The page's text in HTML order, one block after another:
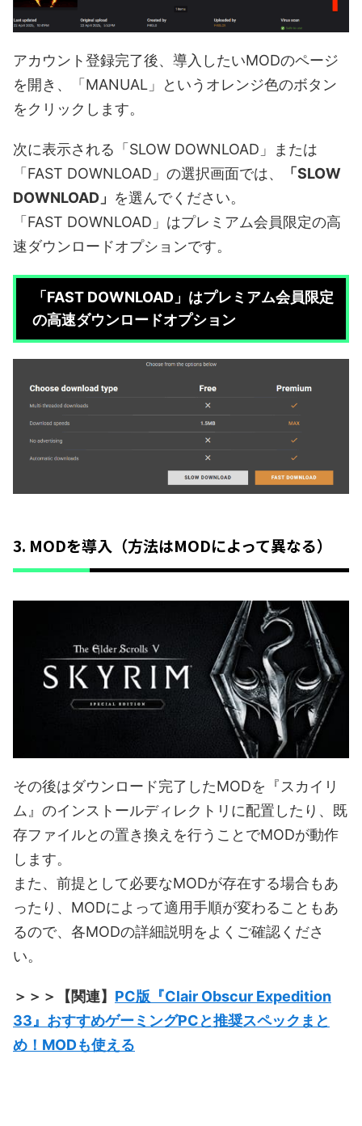
アカウント登録完了後、導入したいMODのページ
を開き、「MANUAL」というオレンジ色のボタン
をクリックします。
次に表示される「SLOW DOWNLOAD」または
「FAST DOWNLOAD」の選択画面では、
「SLOW
DOWNLOAD」 を選んでください。
「FAST DOWNLOAD」はプレミアム会員限定の高
速ダウンロードオプションです。
「FAST DOWNLOAD」はプレミアム会員限定
の高速ダウンロードオプション
3. MODを導入（方法はMODによって異なる）
その後はダウンロード完了したMODを『スカイリ
ム』のインストールディレクトリに配置したり、既
存ファイルとの置き換えを行うことでMODが動作
します。
また、前提として必要なMODが存在する場合もあ
ったり、MODによって適用手順が変わることもあ
るので、各MODの詳細説明をよくご確認くださ
い。
＞＞＞【関連】 PC版『Clair Obscur Expedition
33』おすすめゲーミングPCと推奨スペックまと
め！MODも使える